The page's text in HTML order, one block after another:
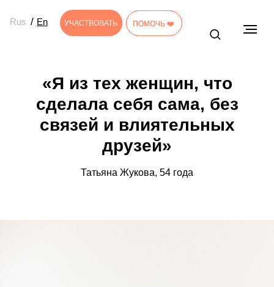
Rus En
/ ПОМОЧЬ ❤️
УЧАСТВОВАТЬ ПОМОЧЬ ❤️
УЧАСТВОВАТЬ
«Я из тех женщин, что
сделала себя сама, без
связей и влиятельных
друзей»
Татьяна Жукова, 54 года